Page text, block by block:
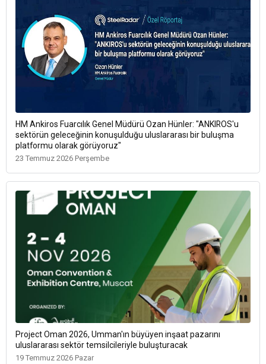
HM Ankiros Fuarcılık Genel Müdürü Ozan Hünler: "ANKIROS'u
sektörün geleceğinin konuşulduğu uluslararası bir buluşma
platformu olarak görüyoruz"
23 Temmuz 2026 Perşembe
Project Oman 2026, Umman'ın büyüyen inşaat pazarını
uluslararası sektör temsilcileriyle buluşturacak
19 Temmuz 2026 Pazar